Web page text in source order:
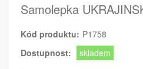
Samolepka
Kód produktu: P1758
Dostupnost:
skladem